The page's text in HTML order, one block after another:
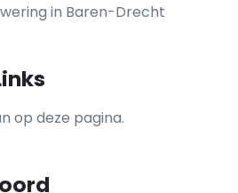
in Baren-Drecht
op deze pagina.